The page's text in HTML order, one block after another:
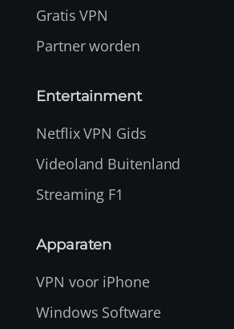
Gratis VPN
Partner worden
Entertainment
Netflix VPN Gids
Videoland Buitenland
Streaming F1
Apparaten
VPN voor iPhone
Windows Software